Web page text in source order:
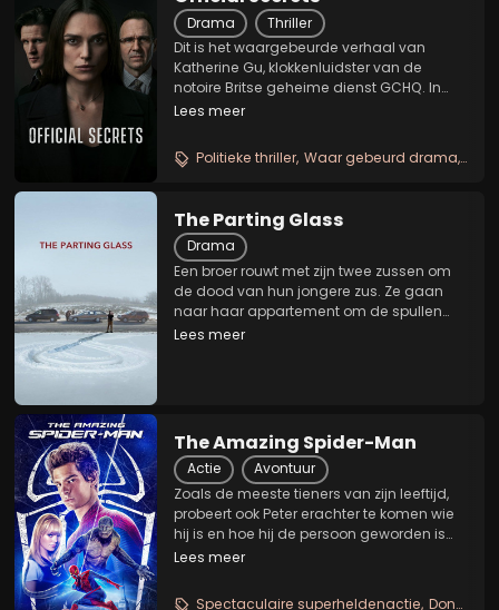
Drama
Thriller
Dit is het waargebeurde verhaal van
Katherine Gu, klokkenluidster van de
notoire Britse geheime dienst GCHQ. In
2003 laat Gun een geheime memo van
voorgesteld dat de VS en het Verenigd
Koninkrijk extra druk...
Lees meer
Politieke thriller Waar gebeurd drama
The Parting Glass
Drama
Een broer rouwt met zijn twee zussen om
de dood van hun jongere zus. Ze gaan
naar haar appartement om de spullen
door te spitten waardoor ze herinneringen
Lees meer
The Amazing Spider-Man
Actie
Avontuur
Zoals de meeste tieners van zijn leeftijd,
probeert ook Peter erachter te komen wie
hij is en hoe hij de persoon geworden is
die hij vandaag de dag is. In zijn
puzzelstukjes uit het verleden een
Lees meer
Spectaculaire superheldenactie Donkere origin story